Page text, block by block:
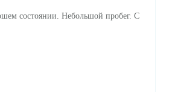
состоянии. Небольшой пробег. С